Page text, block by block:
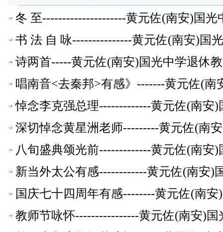
冬 至---------------------黄元佐(南安)国
书 法 自 咏---------------黄元佐(南安)国
诗两首-----黄元佐(南安)国光中学退休
萃】
唱南音<去秦邦>有感》-------黄元佐(
悼念李克强总理-------------黄元佐(南安
深切悼念黄星洲老师---------黄元佐(南
八旬盛典颂光前-------------黄元佐(南安
新当外太公有感------------黄元佐(南安)
国庆七十四周年有感--------黄元佐(南
教师节咏怀----------------黄元佐(南安)